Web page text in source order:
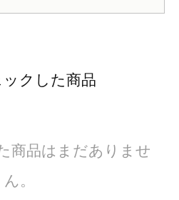
クした商品
商品はまだありませ
ん。